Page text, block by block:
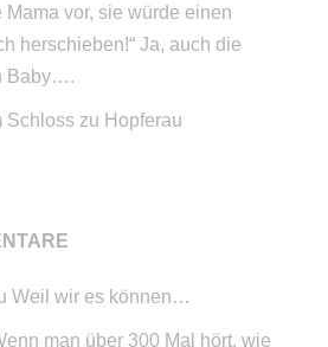
Mama vor, sie würde einen
herschieben!“ Ja, auch die
Baby….
Schloss zu Hopferau
Weil wir es können…
man über 300 Mal hört, wie